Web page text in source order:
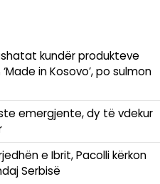
kundër produkteve
in Kosovo’, po sulmon
emergjente, dy të vdekur
e Ibrit, Pacolli kërkon
Serbisë